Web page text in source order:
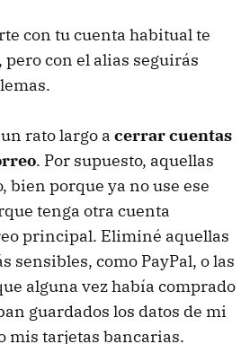
con tu cuenta habitual te
con el alias seguirás
rato largo a cerrar cuentas
. Por supuesto, aquellas
bien porque ya no use ese
tenga otra cuenta
principal. Eliminé aquellas
sensibles, como PayPal, o las
alguna vez había comprado
guardados los datos de mi
mis tarjetas bancarias.